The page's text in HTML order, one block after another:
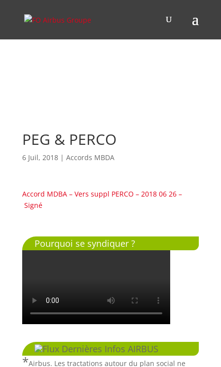
PEG & PERCO
6 Juil, 2018| Accords MBDA
Accord MDBA – Vers suppl PERCO – 2018 06 26 –
Signé
Pourquoi se syndiquer ?
Dernières Infos AIRBUS
Airbus. Les tractations autour du plan social ne